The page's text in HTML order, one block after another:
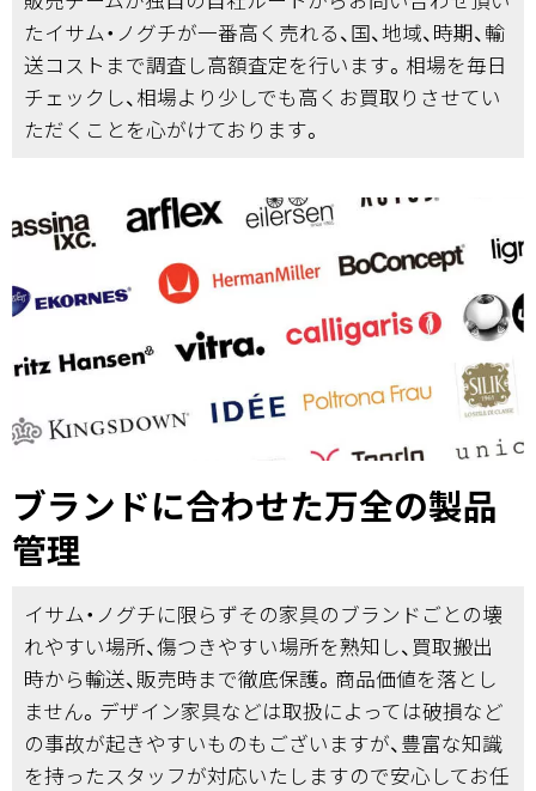
たイサム・ノグチが一番高く売れる、国、地域、時期、輸
送コストまで調査し高額査定を行います。相場を毎日
チェックし、相場より少しでも高くお買取りさせてい
ただくことを心がけております。
ブランドに合わせた万全の製品
管理
イサム・ノグチに限らずその家具のブランドごとの壊
れやすい場所、傷つきやすい場所を熟知し、買取搬出
時から輸送、販売時まで徹底保護。商品価値を落とし
ません。デザイン家具などは取扱によっては破損など
の事故が起きやすいものもございますが、豊富な知識
を持ったスタッフが対応いたしますので安心してお任